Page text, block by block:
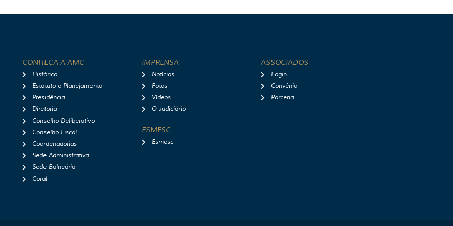
CONHEÇA A AMC
Histórico
Estatuto e Planejamento
Presidência
Diretoria
Conselho Deliberativo
Conselho Fiscal
Coordenadorias
Sede Administrativa
Sede Balneária
Coral
IMPRENSA
Notícias
Fotos
Vídeos
O Judiciário
ESMESC
Esmesc
ASSOCIADOS
Login
Convênio
Parceria